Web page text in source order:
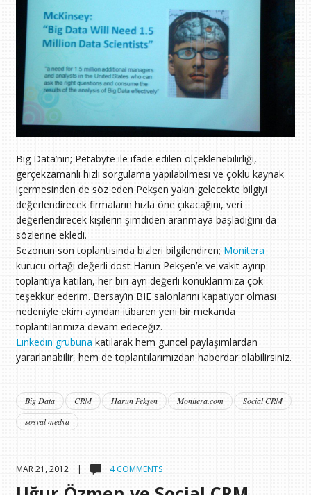
Big Data’nın; Petabyte ile ifade edilen ölçeklenebilirliği,
gerçekzamanlı hızlı sorgulama yapılabilmesi ve çoklu kaynak
içermesinden de söz eden Pekşen yakın gelecekte bilgiyi
değerlendirecek firmaların hızla öne çıkacağını, veri
değerlendirecek kişilerin şimdiden aranmaya başladığını da
sözlerine ekledi.
Sezonun son toplantısında bizleri bilgilendiren; Monitera
kurucu ortağı değerli dost Harun Pekşen’e ve vakit ayırıp
toplantıya katılan, her biri ayrı değerli konuklarımıza çok
teşekkür ederim. Bersay’ın BIE salonlarını kapatıyor olması
nedeniyle ekim ayından itibaren yeni bir mekanda
toplantılarımıza devam edeceğiz.
Linkedin grubuna katılarak hem güncel paylaşımlardan
yararlanabilir, hem de toplantılarımızdan haberdar olabilirsiniz.
Big Data CRM Harun Pekşen Monitera.com
Social CRM
sosyal medya
MAR 21, 2012 | 4 COMMENTS